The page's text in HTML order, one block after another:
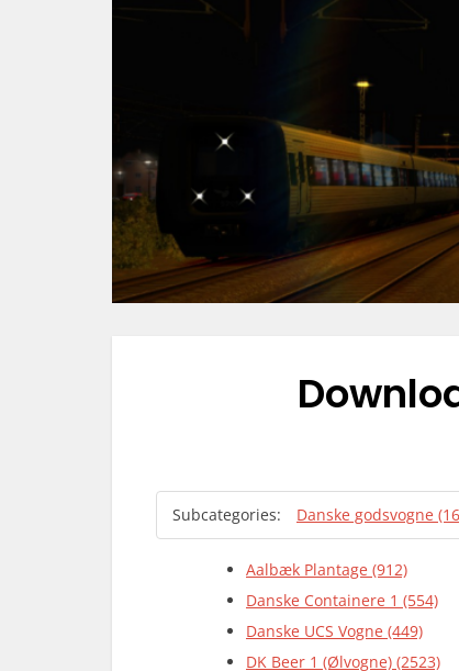
Subcategories: Danske godsvogne
Aalbæk Plantage (912)
Danske Containere 1 (554)
Danske UCS Vogne (449)
DK Beer 1 (Ølvogne) (2523)